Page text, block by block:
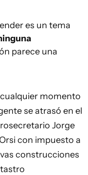
es un tema
parece una
momento
se atrasó en el
Jorge
con impuesto a
construcciones